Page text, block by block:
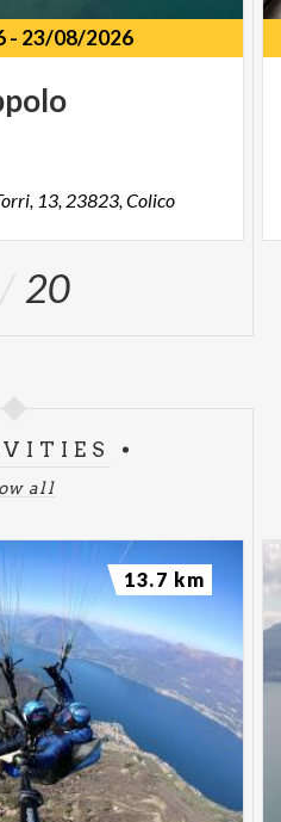
- 23/08/2026
13, 23823,Colico
20
all
13.7 km